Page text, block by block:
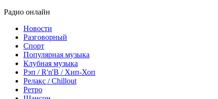
Радио онлайн
Новости
Разговорный
Спорт
Популярная музыка
Клубная музыка
Рэп / R'n'B / Хип-Хоп
Релакс / Chillout
Ретро